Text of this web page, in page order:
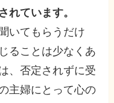
れています。
いてもらうだけ
ることは少なくあ
、否定されずに受
主婦にとって心の